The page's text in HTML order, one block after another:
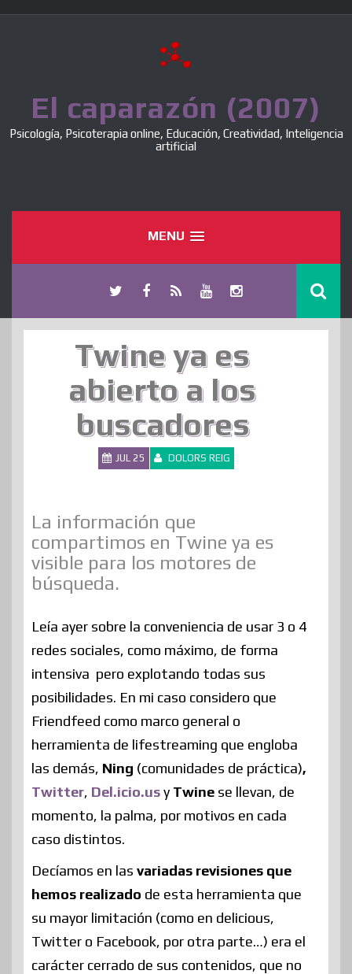
El caparazón (2007)
Psicología, Psicoterapia online, Educación, Creatividad, Inteligencia
artificial
MENU
Twine ya es
abierto a los
buscadores
JUL 25 DOLORS REIG
La información que
compartimos en Twine ya es
visible para los motores de
búsqueda.
Leía ayer sobre la conveniencia de usar 3 o 4
redes sociales, como máximo, de forma
intensiva pero explotando todas sus
posibilidades. En mi caso considero que
Friendfeed como marco general o
herramienta de lifestreaming que engloba
las demás, Ning (comunidades de práctica),
Twitter, Del.icio.usy Twine se llevan, de
momento, la palma, por motivos en cada
caso distintos.
Decíamos en las variadas revisiones que
hemos realizado de esta herramienta que
su mayor limitación (como en delicious,
Twitter o Facebook, por otra parte…) era el
carácter cerrado de sus contenidos, que no